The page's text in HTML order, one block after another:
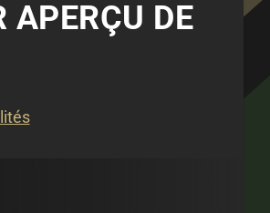
APERÇU DE